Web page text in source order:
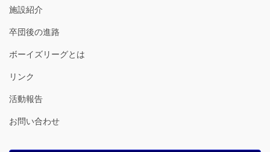
施設紹介
卒団後の進路
ボーイズリーグとは
リンク
活動報告
お問い合わせ